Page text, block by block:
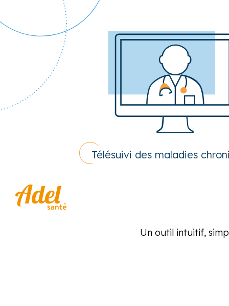
Télésuivi des maladies
Un outil intuitif,